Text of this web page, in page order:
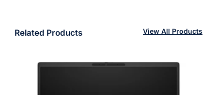
Related Products View All Products